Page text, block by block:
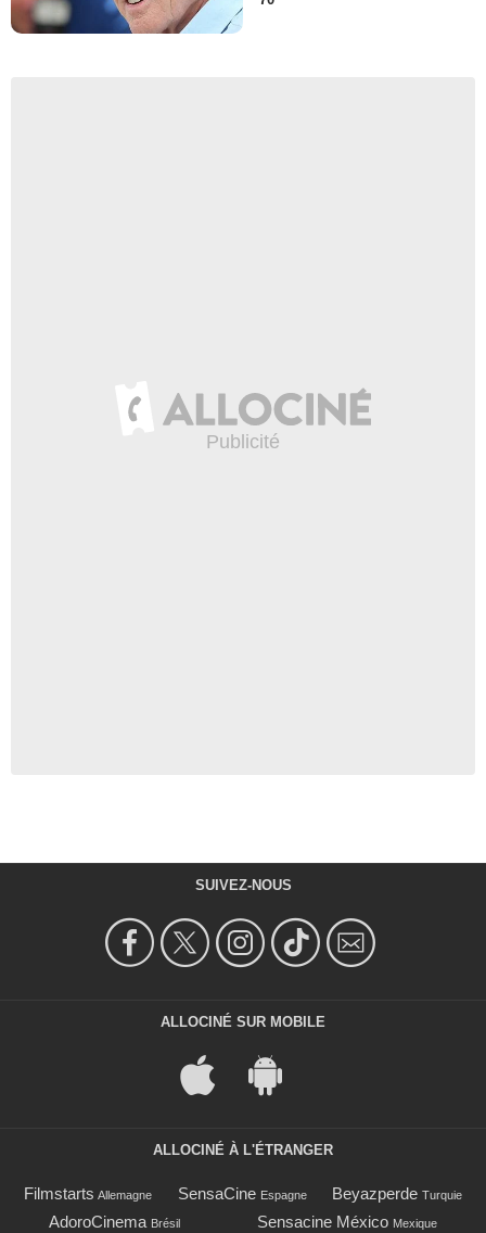
SUIVEZ-NOUS
ALLOCINÉ SUR MOBILE
ALLOCINÉ À L'ÉTRANGER
Filmstarts Allemagne SensaCine Espagne Beyazperde Turquie
AdoroCinema Brésil Sensacine México Mexique